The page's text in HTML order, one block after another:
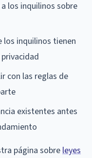
los inquilinos sobre
los inquilinos tienen
con las reglas de
existentes antes
página sobre leyes